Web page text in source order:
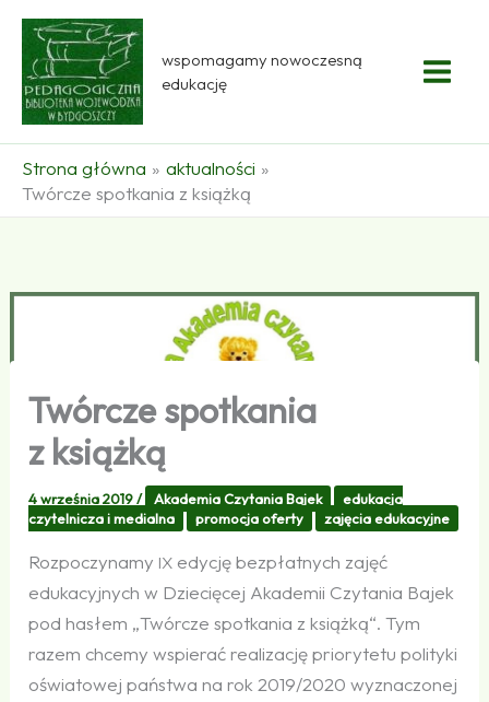
Przejdź
treści
wspomagamy nowoczesną
edukację
Strona główna
aktualności
Twórcze spotkania z książką
Twórcze spotkania
z książką
4 września 2019/ Akademia Czytania Bajek
edukacja
czytelnicza i medialna
promocja oferty zajęcia edukacyjne
Rozpoczynamy IX edycję bezpłatnych zajęć
edukacyjnych w Dziecięcej Akademii Czytania Bajek
pod hasłem „Twórcze spotkania z książką“. Tym
razem chcemy wspie­rać reali­zację priory­tetu polityki
oświa­towej państwa na rok 2019/2020 wyzna­czonej